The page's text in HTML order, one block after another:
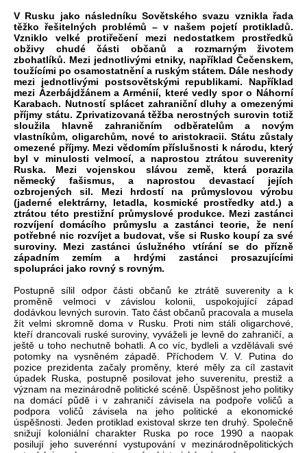
V Rusku jako následníku Sovětského svazu vznikla řada
těžko řešitelných problémů – v našem pojetí protikladů.
Vzniklo velké protiřečení mezi nedostatkem prostředků
obživy chudé části občanů a rozmarným životem
zbohatlíků. Mezi jednotlivými etniky, například Čečenskem,
toužícími po osamostatnění a ruským státem. Dále neshody
mezi jednotlivými postsovětskými republikami. Například
mezi Ázerbájdžánem a Arménií, které vedly spor o Náhorní
Karabach. Nutností splácet zahraniční dluhy a omezenými
příjmy státu. Zprivatizovaná těžba nerostných surovin totiž
sloužila hlavně zahraničním odběratelům a novým
vlastníkům, oligarchům, nové to aristokracii. Státu zůstaly
omezené příjmy. Mezi vědomím příslušnosti k národu, který
byl v minulosti velmocí, a naprostou ztrátou suverenity
Ruska. Mezi vojenskou slávou země, která porazila
německý fašismus, a naprostou devastací jejích
ozbrojených sil. Mezi hrdostí na průmyslovou výrobu
(jaderné elektrárny, letadla, kosmické prostředky atd.) a
ztrátou této prestižní průmyslové produkce. Mezi zastánci
rozvíjení domácího průmyslu a zastánci teorie, že není
potřebné nic rozvíjet a budovat, vše si Rusko koupí za své
suroviny. Mezi zastánci úslužného vtírání se do přízně
západním zemím a hrdými zastánci prosazujícími
spolupráci jako rovný s rovným.
Postupně sílil odpor části občanů ke ztrátě suverenity a k
proměně velmoci v závislou kolonii, uspokojující západ
dodávkou levných surovin. Tato část občanů pracovala a musela
žít velmi skromně doma v Rusku. Proti nim stáli oligarchové,
kteří drancovali ruské suroviny, vyváželi je levně do zahraničí, a
ještě u toho nechutně bohatli. A co víc, bydleli a vzdělávali své
potomky na vysněném západě. Příchodem V. V. Putina do
pozice prezidenta začaly proměny, které měly za cíl zastavit
úpadek Ruska, postupně posilovat jeho suverenitu, prestiž a
význam na mezinárodně politické scéně. Úspěšnost jeho politiky
na domácí půdě i v zahraničí závisela na podpoře voličů a
podpora voličů závisela na jeho politické a ekonomické
úspěšnosti. Jeden protiklad existoval skrze ten druhý. Společně
snižují koloniální charakter Ruska po roce 1990 a naopak
posilují jeho suverénní vystupování v mezinárodněpolitických